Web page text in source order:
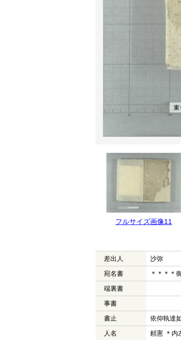
フルサイズ画像11
差出人
沙弥
宛名書
＊＊＊＊
端裏書
事書
頼憲
書止
依仰執達
人名
頼憲 ＊内